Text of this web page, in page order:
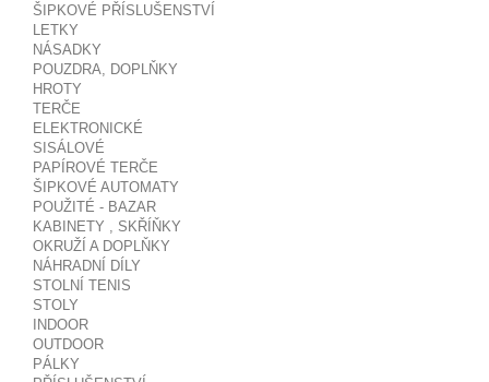
ŠIPKOVÉ PŘÍSLUŠENSTVÍ
LETKY
NÁSADKY
POUZDRA, DOPLŇKY
HROTY
TERČE
ELEKTRONICKÉ
SISÁLOVÉ
PAPÍROVÉ TERČE
ŠIPKOVÉ AUTOMATY
POUŽITÉ - BAZAR
KABINETY , SKŘÍŇKY
OKRUŽÍ A DOPLŇKY
NÁHRADNÍ DÍLY
STOLNÍ TENIS
STOLY
INDOOR
OUTDOOR
PÁLKY